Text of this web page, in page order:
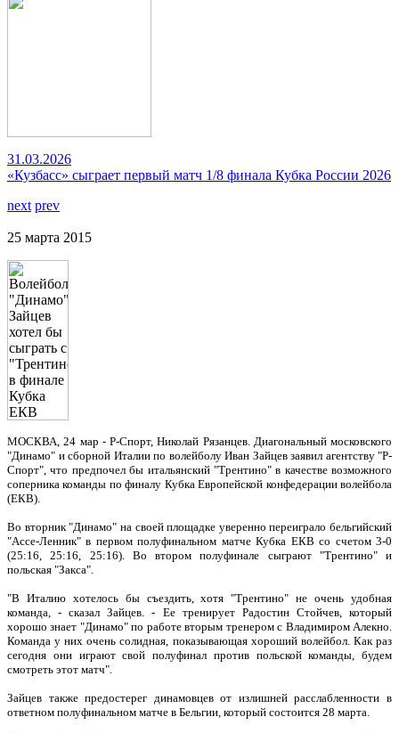
31.03.2026
«Кузбасс» сыграет первый матч 1/8 финала Кубка России 2026
next prev
25 марта 2015
МОСКВА, 24 мар - Р-Спорт, Николай Рязанцев. Диагональный московского
"Динамо" и сборной Италии по волейболу Иван Зайцев заявил агентству "Р-
Спорт", что предпочел бы итальянский "Трентино" в качестве возможного
соперника команды по финалу Кубка Европейской конфедерации волейбола
(ЕКВ).
Во вторник "Динамо" на своей площадке уверенно переиграло бельгийский
"Ассе-Ленник" в первом полуфинальном матче Кубка ЕКВ со счетом 3-0
(25:16, 25:16, 25:16). Во втором полуфинале сыграют "Трентино" и
польская "Закса".
"В Италию хотелось бы съездить, хотя "Трентино" не очень удобная
команда, - сказал Зайцев. - Ее тренирует Радостин Стойчев, который
хорошо знает "Динамо" по работе вторым тренером с Владимиром Алекно.
Команда у них очень солидная, показывающая хороший волейбол. Как раз
сегодня они играют свой полуфинал против польской команды, будем
смотреть этот матч".
Зайцев также предостерег динамовцев от излишней расслабленности в
ответном полуфинальном матче в Бельгии, который состоится 28 марта.